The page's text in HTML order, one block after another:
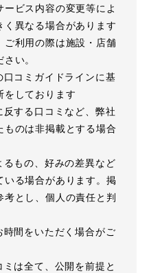
ビス内容の変更等によ
く異なる場合があります
ご利用の際は施設・店舗
い。
コミガイドラインに基
をしております
する口コミなど、弊社
のは非掲載とする場合
もの、好みの差異など
いる場合があります。掲
とし、個人の責任と判
間をいただく場合がご
は全て、公開を前提と